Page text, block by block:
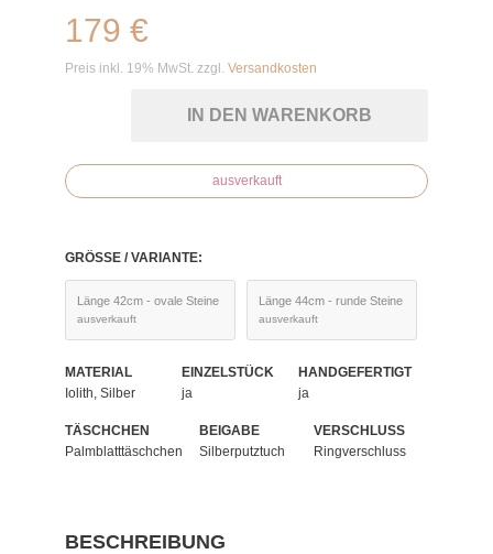
179 €
Preis inkl. 19% MwSt. zzgl. Versandkosten
IN DEN WARENKORB
ausverkauft
GRÖSSE / VARIANTE:
Länge 42cm - ovale Steine
ausverkauft
Länge 44cm - runde Steine
ausverkauft
MATERIAL
Iolith, Silber
EINZELSTÜCK
ja
HANDGEFERTIGT
ja
TÄSCHCHEN
Palmblatttäschchen
BEIGABE
Silberputztuch
VERSCHLUSS
Ringverschluss
BESCHREIBUNG